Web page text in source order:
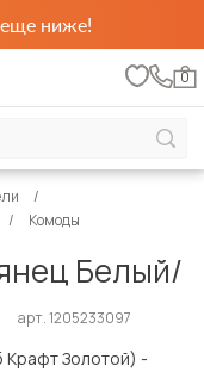
еще ниже!
0
Комоды
Белый/
арт. 1205233097